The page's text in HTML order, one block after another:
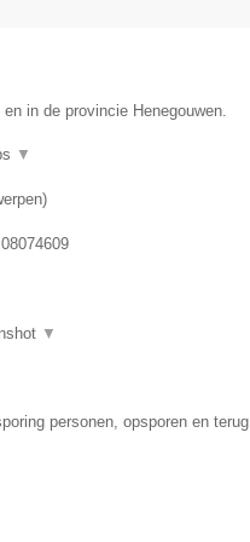
in de provincie Henegouwen.
▼
)
08074609
▼
personen, opsporen en terug